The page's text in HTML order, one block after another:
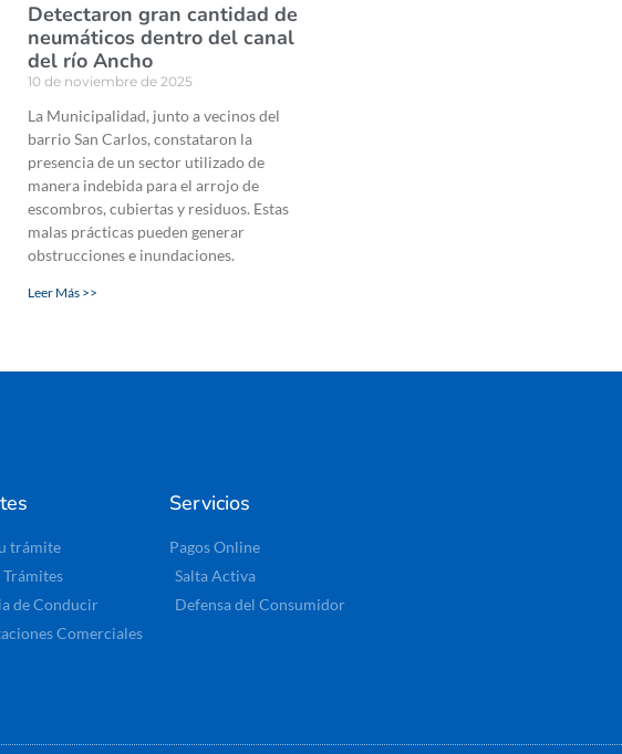
Detectaron gran cantidad de
neumáticos dentro del canal
del río Ancho
10 de noviembre de 2025
La Municipalidad, junto a vecinos del
barrio San Carlos, constataron la
presencia de un sector utilizado de
manera indebida para el arrojo de
escombros, cubiertas y residuos. Estas
malas prácticas pueden generar
obstrucciones e inundaciones.
Leer Más >>
trámite
Trámites
de Conducir
Comerciales
Servicios
Pagos Online
Salta Activa
Defensa del Consumidor